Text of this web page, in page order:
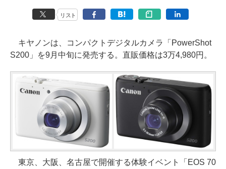
リスト
キヤノンは、コンパクトデジタルカメラ「PowerShot
S200」を9月中旬に発売する。直販価格は3万4,980円。
東京、大阪、名古屋で開催する体験イベント「EOS 70